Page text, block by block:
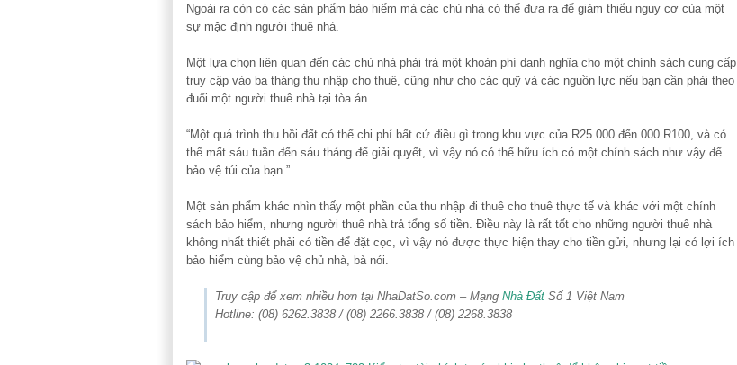
Ngoài ra còn có các sản phẩm bảo hiểm mà các chủ nhà có thể đưa ra để giảm thiểu nguy cơ của một
sự mặc định người thuê nhà.
Một lựa chọn liên quan đến các chủ nhà phải trả một khoản phí danh nghĩa cho một chính sách cung cấp
truy cập vào ba tháng thu nhập cho thuê, cũng như cho các quỹ và các nguồn lực nếu bạn cần phải theo
đuổi một người thuê nhà tại tòa án.
“Một quá trình thu hồi đất có thể chi phí bất cứ điều gì trong khu vực của R25 000 đến 000 R100, và có
thể mất sáu tuần đến sáu tháng để giải quyết, vì vậy nó có thể hữu ích có một chính sách như vậy để
bảo vệ túi của bạn.”
Một sản phẩm khác nhìn thấy một phần của thu nhập đi thuê cho thuê thực tế và khác với một chính
sách bảo hiểm, nhưng người thuê nhà trả tổng số tiền. Điều này là rất tốt cho những người thuê nhà
không nhất thiết phải có tiền để đặt cọc, vì vậy nó được thực hiện thay cho tiền gửi, nhưng lại có lợi ích
bảo hiểm cùng bảo vệ chủ nhà, bà nói.
Truy cập để xem nhiều hơn tại NhaDatSo.com – Mạng Nhà Đất Số 1 Việt Nam
Hotline: (08) 6262.3838 / (08) 2266.3838 / (08) 2268.3838